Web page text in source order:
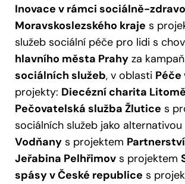
Inovace v rámci sociálně-
Moravskoslezského kraje s
služeb sociální péče pro lidi s
hlavního města Prahy za kampaň
sociálních služeb, v oblasti
projekty: Diecézní charita
Pečovatelská služba Žlutice s
sociálních služeb jako
Vodňany s projektem
Jeřabina Pelhřimov s projektem
spásy v České republice s